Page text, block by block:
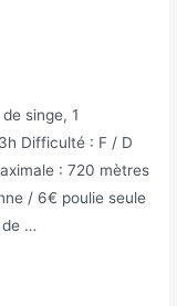
singe, 1
Difficulté : F / D
: 720 mètres
/ 6€ poulie seule
…